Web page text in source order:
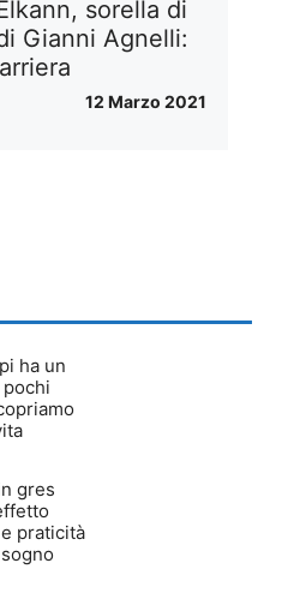
sorella di
Gianni Agnelli:
12 Marzo 2021
ha un
gres
praticità